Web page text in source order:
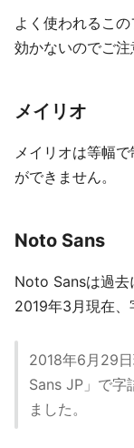
よく使われるこ
効かないのでご注
メイリオ
メイリオは等幅
ができません。
Noto Sans
Noto Sansは過去
2019年3月現在、
2018年6月29
Sans JP」で字
ました。